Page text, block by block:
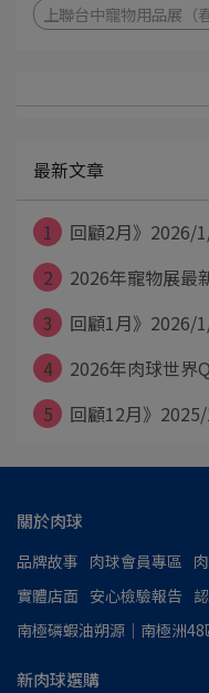
上聯台中寵物用品展（
最新文章
1
回顧2月》
2
2026年寵物展
3
回顧1月》2026/
4
2026年肉球世界
5
回顧12月》
關於肉球
品牌故事 肉球會員專區
實體店面 安心檢驗報告
南極磷蝦油朔源│南極洲48
新肉球選購